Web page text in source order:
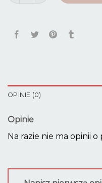
OPINIE (0)
Opinie
Na razie nie ma opinii